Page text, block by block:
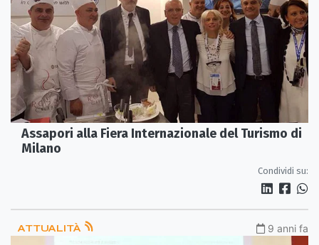
Assapori alla Fiera Internazionale del Turismo di
Milano
Condividi su:
ATTUALITÀ 9 anni fa